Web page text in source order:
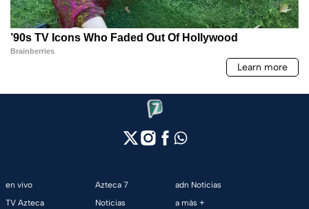
en vivo
TV Azteca
Azteca 7
Noticias
adn Noticias
a más +